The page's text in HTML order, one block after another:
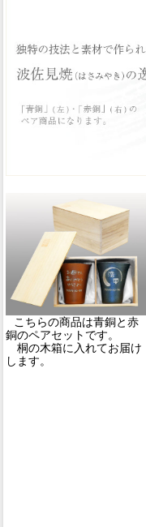
こちらの商品は青銅と赤
銅のペアセットです。
桐の木箱に入れてお届け
します。